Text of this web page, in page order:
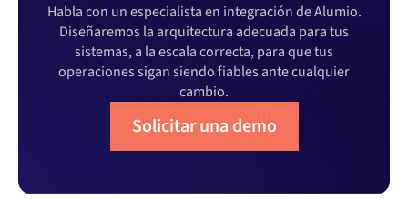
Habla con un especialista en integración de Alumio.
Diseñaremos la arquitectura adecuada para tus
sistemas, a la escala correcta, para que tus
operaciones sigan siendo fiables ante cualquier
cambio.
Solicitar una demo